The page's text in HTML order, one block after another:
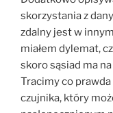
skorzystania z
zdalny jest w
miałem dylemat,
skoro sąsiad ma
Tracimy co
czujnika, który